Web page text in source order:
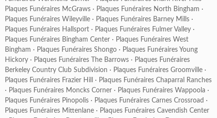
Plaques Funéraires McGraws · Plaques Funéraires North Bingham ·
Plaques Funéraires Wileyville · Plaques Funéraires Barney Mills ·
Plaques Funéraires Hallsport · Plaques Funéraires Fulmer Valley ·
Plaques Funéraires Bingham Center · Plaques Funéraires West
Bingham · Plaques Funéraires Shongo · Plaques Funéraires Young
Hickory · Plaques Funéraires The Barrows · Plaques Funéraires
Berkeley Country Club Subdivision · Plaques Funéraires Groomville ·
Plaques Funéraires Frazier Hill
· Plaques Funéraires Chaparral Ranches
· Plaques Funéraires Moncks Corner · Plaques Funéraires Wappoola ·
Plaques Funéraires Pinopolis · Plaques Funéraires Carnes Crossroad ·
Plaques Funéraires Mittenlane · Plaques Funéraires Cavendish Center